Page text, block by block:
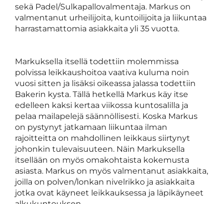
sekä Padel/Sulkapallovalmentaja. Markus on
valmentanut urheilijoita, kuntoilijoita ja liikuntaa
harrastamattomia asiakkaita yli 35 vuotta.
Markuksella itsellä todettiin molemmissa
polvissa leikkaushoitoa vaativa kuluma noin
vuosi sitten ja lisäksi oikeassa jalassa todettiin
Bakerin kysta. Tällä hetkellä Markus käy itse
edelleen kaksi kertaa viikossa kuntosalilla ja
pelaa mailapelejä säännöllisesti. Koska Markus
on pystynyt jatkamaan liikuntaa ilman
rajoitteitta on mahdollinen leikkaus siirtynyt
johonkin tulevaisuuteen. Näin Markuksella
itsellään on myös omakohtaista kokemusta
asiasta. Markus on myös valmentanut asiakkaita,
joilla on polven/lonkan nivelrikko ja asiakkaita
jotka ovat käyneet leikkauksessa ja läpikäyneet